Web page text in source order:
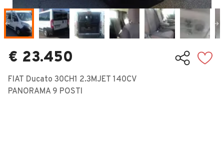
Veicoli Commerciali
Concessionari
€ 23.450
FIAT Ducato 30CH1 2.3MJET 140CV
PANORAMA 9 POSTI